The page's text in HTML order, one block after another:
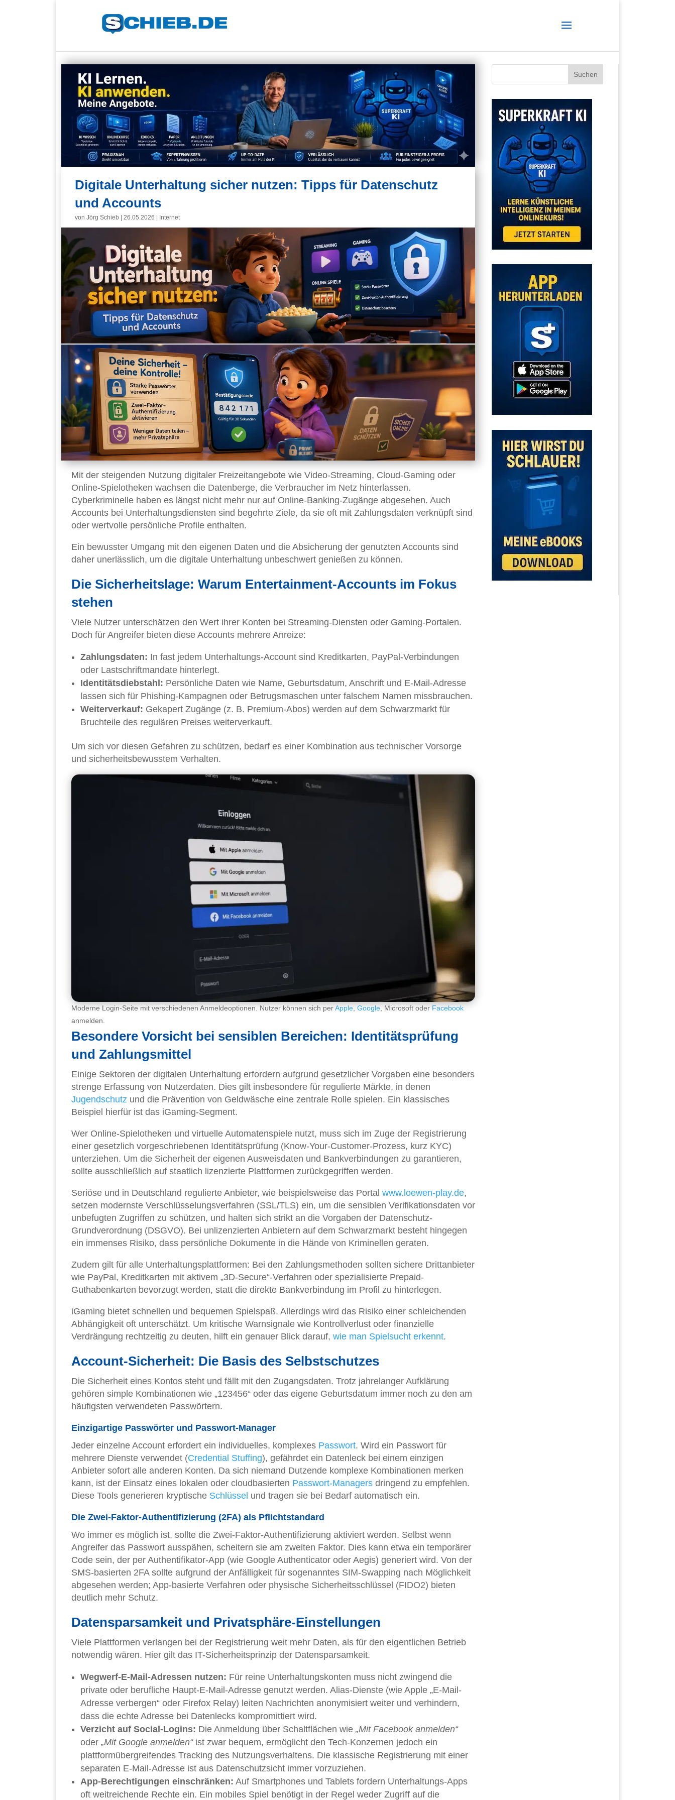
Digitale Unterhaltung sicher nutzen: Tipps für Datenschutz
und Accounts
von Jörg Schieb 26.05.2026 Internet
Mit der steigenden Nutzung digitaler Freizeitangebote wie Video-Streaming, Cloud-Gaming oder
Online-Spielotheken wachsen die Datenberge, die Verbraucher im Netz hinterlassen.
Cyberkriminelle haben es längst nicht mehr nur auf Online-Banking-Zugänge abgesehen. Auch
Accounts bei Unterhaltungsdiensten sind begehrte Ziele, da sie oft mit Zahlungsdaten verknüpft sind
oder wertvolle persönliche Profile enthalten.
Ein bewusster Umgang mit den eigenen Daten und die Absicherung der genutzten Accounts sind
daher unerlässlich, um die digitale Unterhaltung unbeschwert genießen zu können.
Die Sicherheitslage: Warum Entertainment-Accounts im Fokus
stehen
Viele Nutzer unterschätzen den Wert ihrer Konten bei Streaming-Diensten oder Gaming-Portalen.
Doch für Angreifer bieten diese Accounts mehrere Anreize:
Zahlungsdaten: In fast jedem Unterhaltungs-Account sind Kreditkarten, PayPal-Verbindungen
oder Lastschriftmandate hinterlegt.
Identitätsdiebstahl: Persönliche Daten wie Name, Geburtsdatum, Anschrift und E-Mail-Adresse
lassen sich für Phishing-Kampagnen oder Betrugsmaschen unter falschem Namen missbrauchen.
Weiterverkauf: Gekapert Zugänge (z. B. Premium-Abos) werden auf dem Schwarzmarkt für
Bruchteile des regulären Preises weiterverkauft.
Um sich vor diesen Gefahren zu schützen, bedarf es einer Kombination aus technischer Vorsorge
und sicherheitsbewusstem Verhalten.
Moderne Login-Seite mit verschiedenen Anmeldeoptionen. Nutzer können sich perApple Google , Microsoft oder Facebook
anmelden.
Besondere Vorsicht bei sensiblen Bereichen: Identitätsprüfung
und Zahlungsmittel
Einige Sektoren der digitalen Unterhaltung erfordern aufgrund gesetzlicher Vorgaben eine besonders
strenge Erfassung von Nutzerdaten. Dies gilt insbesondere für regulierte Märkte, in denen
Jugendschutz und die Prävention von Geldwäsche eine zentrale Rolle spielen. Ein klassisches
Beispiel hierfür ist das iGaming-Segment.
Wer Online-Spielotheken und virtuelle Automatenspiele nutzt, muss sich im Zuge der Registrierung
einer gesetzlich vorgeschriebenen Identitätsprüfung (Know-Your-Customer-Prozess, kurz KYC)
unterziehen. Um die Sicherheit der eigenen Ausweisdaten und Bankverbindungen zu garantieren,
sollte ausschließlich auf staatlich lizenzierte Plattformen zurückgegriffen werden.
Seriöse und in Deutschland regulierte Anbieter, wie beispielsweise das Portal www.loewen-play.de,
setzen modernste Verschlüsselungsverfahren (SSL/TLS) ein, um die sensiblen Verifikationsdaten vor
unbefugten Zugriffen zu schützen, und halten sich strikt an die Vorgaben der Datenschutz-
Grundverordnung (DSGVO). Bei unlizenzierten Anbietern auf dem Schwarzmarkt besteht hingegen
ein immenses Risiko, dass persönliche Dokumente in die Hände von Kriminellen geraten.
Zudem gilt für alle Unterhaltungsplattformen: Bei den Zahlungsmethoden sollten sichere Drittanbieter
wie PayPal, Kreditkarten mit aktivem „3D-Secure“-Verfahren oder spezialisierte Prepaid-
Guthabenkarten bevorzugt werden, statt die direkte Bankverbindung im Profil zu hinterlegen.
iGaming bietet schnellen und bequemen Spielspaß. Allerdings wird das Risiko einer schleichenden
Abhängigkeit oft unterschätzt. Um kritische Warnsignale wie Kontrollverlust oder finanzielle
Verdrängung rechtzeitig zu deuten, hilft ein genauer Blick darauf, wie man Spielsucht erkennt.
Account-Sicherheit: Die Basis des Selbstschutzes
Die Sicherheit eines Kontos steht und fällt mit den Zugangsdaten. Trotz jahrelanger Aufklärung
gehören simple Kombinationen wie „123456“ oder das eigene Geburtsdatum immer noch zu den am
häufigsten verwendeten Passwörtern.
Einzigartige Passwörter und Passwort-Manager
Jeder einzelne Account erfordert ein individuelles, komplexes Passwort. Wird ein Passwort für
mehrere Dienste verwendet (Credential Stuffing), gefährdet ein Datenleck bei einem einzigen
Anbieter sofort alle anderen Konten. Da sich niemand Dutzende komplexe Kombinationen merken
kann, ist der Einsatz eines lokalen oder cloudbasierten Passwort-Managers dringend zu empfehlen.
Diese Tools generieren kryptische Schlüssel und tragen sie bei Bedarf automatisch ein.
Die Zwei-Faktor-Authentifizierung (2FA) als Pflichtstandard
Wo immer es möglich ist, sollte die Zwei-Faktor-Authentifizierung aktiviert werden. Selbst wenn
Angreifer das Passwort ausspähen, scheitern sie am zweiten Faktor. Dies kann etwa ein temporärer
Code sein, der per Authentifikator-App (wie Google Authenticator oder Aegis) generiert wird. Von der
SMS-basierten 2FA sollte aufgrund der Anfälligkeit für sogenanntes SIM-Swapping nach Möglichkeit
abgesehen werden; App-basierte Verfahren oder physische Sicherheitsschlüssel (FIDO2) bieten
deutlich mehr Schutz.
Datensparsamkeit und Privatsphäre-Einstellungen
Viele Plattformen verlangen bei der Registrierung weit mehr Daten, als für den eigentlichen Betrieb
notwendig wären. Hier gilt das IT-Sicherheitsprinzip der Datensparsamkeit.
Wegwerf-E-Mail-Adressen nutzen: Für reine Unterhaltungskonten muss nicht zwingend die
private oder berufliche Haupt-E-Mail-Adresse genutzt werden. Alias-Dienste (wie Apple „E-Mail-
Adresse verbergen“ oder Firefox Relay) leiten Nachrichten anonymisiert weiter und verhindern,
dass die echte Adresse bei Datenlecks kompromittiert wird.
Verzicht auf Social-Logins: Die Anmeldung über Schaltflächen wie „Mit Facebook anmelden“
oder „Mit Google anmelden“ist zwar bequem, ermöglicht den Tech-Konzernen jedoch ein
plattformübergreifendes Tracking des Nutzungsverhaltens. Die klassische Registrierung mit einer
separaten E-Mail-Adresse ist aus Datenschutzsicht immer vorzuziehen.
App-Berechtigungen einschränken: Auf Smartphones und Tablets fordern Unterhaltungs-Apps
oft weitreichende Rechte ein. Ein mobiles Spiel benötigt in der Regel weder Zugriff auf die